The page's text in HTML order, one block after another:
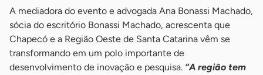
A mediadora do evento e advogada Ana Bonassi Machado,
sócia do escritório Bonassi Machado, acrescenta que
Chapecó e a Região Oeste de Santa Catarina vêm se
transformando em um polo importante de
desenvolvimento de inovação e pesquisa. “A região tem